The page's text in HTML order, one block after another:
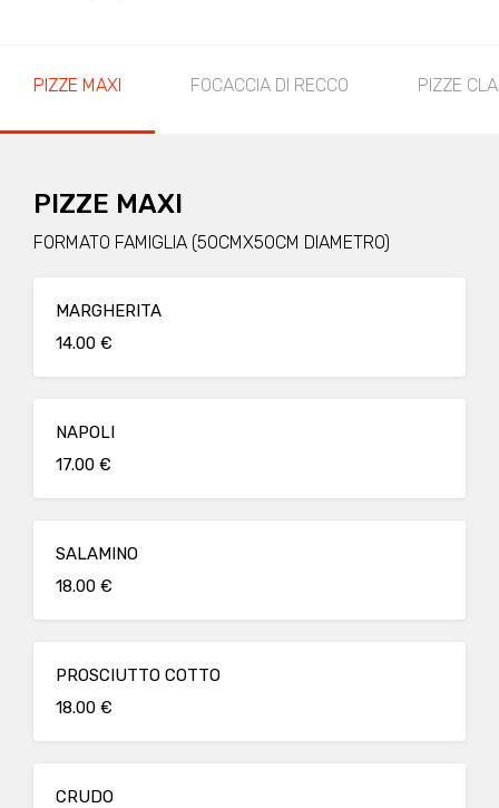
PIZZE MAXI FOCACCIA DI RECCO PIZZE
PIZZE MAXI
FORMATO FAMIGLIA (50CMX50CM DIAMETRO)
MARGHERITA
14.00 €
NAPOLI
17.00 €
SALAMINO
18.00 €
PROSCIUTTO COTTO
18.00 €
CRUDO